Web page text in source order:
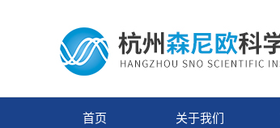
首页 关于我们